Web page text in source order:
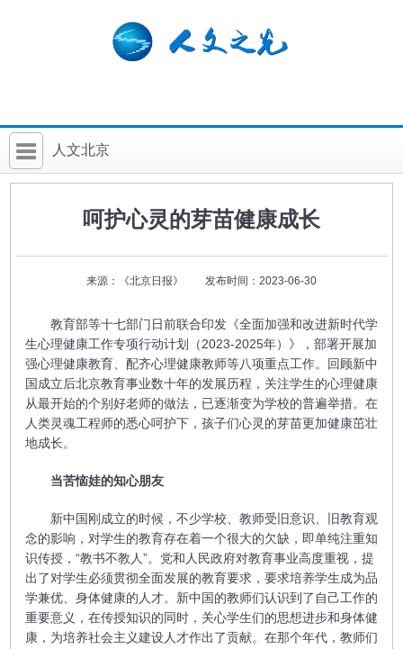
人文北京
社科讲堂
科普活动
呵护心灵的芽苗健康成长
来源：《北京日报》 发布时间：2023-06-30
教育部等十七部门日前联合印发《全面加强和改进新时代学
生心理健康工作专项行动计划（2023-2025年）》，部署开展加
强心理健康教育、配齐心理健康教师等八项重点工作。回顾新中
国成立后北京教育事业数十年的发展历程，关注学生的心理健康
从最开始的个别好老师的做法，已逐渐变为学校的普遍举措。在
人类灵魂工程师的悉心呵护下，孩子们心灵的芽苗更加健康茁壮
地成长。
当苦恼娃的知心朋友
新中国刚成立的时候，不少学校、教师受旧意识、旧教育观
念的影响，对学生的教育存在着一个很大的欠缺，即单纯注重知
识传授，“教书不教人”。党和人民政府对教育事业高度重视，提
出了对学生必须贯彻全面发展的教育要求，要求培养学生成为品
学兼优、身体健康的人才。新中国的教师们认识到了自己工作的
重要意义，在传授知识的同时，关心学生们的思想进步和身体健
康，为培养社会主义建设人才作出了贡献。在那个年代，教师们